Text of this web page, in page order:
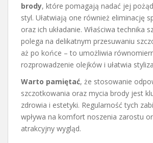
brody, które pomagają nadać jej
styl. Ułatwiają one również eliminację
oraz ich układanie. Właściwa technika
polega na delikatnym przesuwaniu
aż po końce – to umożliwia
rozprowadzenie olejków i ułatwia
Warto pamiętać, że stosowanie
szczotkowania oraz mycia brody jest
zdrowia i estetyki. Regularność tych
wpływa na komfort noszenia zarostu
atrakcyjny wygląd.